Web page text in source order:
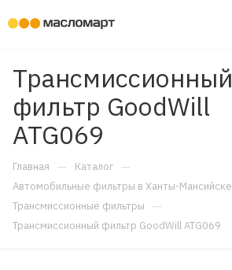
Трансмиссионный
фильтр GoodWill
ATG069
Главная — Каталог —
Автомобильные фильтры в Ханты-Мансийске
Трансмиссионные фильтры —
Трансмиссионный фильтр GoodWill ATG069